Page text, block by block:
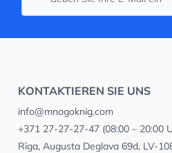
KONTAKTIEREN SIE UNS
info@mnogoknig.com
+371 27-27-27-47(08:00 – 20:00
Rīga, Augusta Deglava 69d, LV-